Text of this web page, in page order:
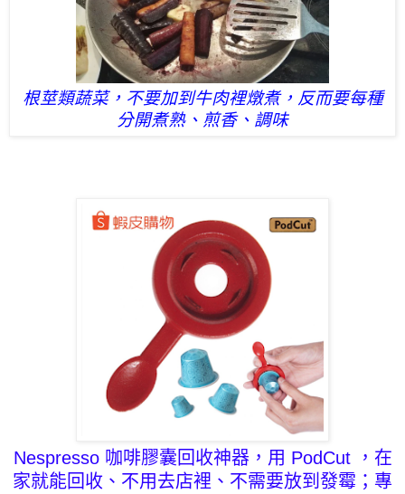
根莖類蔬菜，不要加到牛肉裡燉煮，反而要每種
分開煮熟、煎香、調味
Nespresso 咖啡膠囊 回收神器，用 PodCut ，在
家就能回收、不用去店裡、不需要放到發霉；專